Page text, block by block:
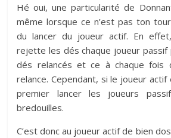
Hé oui, une particularité de
même lorsque ce n’est pas ton
du lancer du joueur actif. En
rejette les dés chaque joueur passif
dés relancés et ce à chaque fois
relance. Cependant, si le joueur
premier lancer les joueurs
bredouilles.
C’est donc au joueur actif de bien